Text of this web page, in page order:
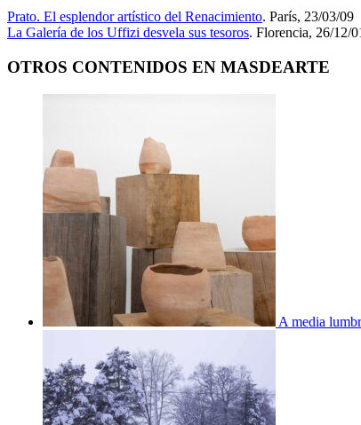
Prato. El esplendor artístico del Renacimiento. París, 23/03/09
La Galería de los Uffizi desvela sus tesoros. Florencia, 26/12/
OTROS CONTENIDOS EN MASDEARTE
A media